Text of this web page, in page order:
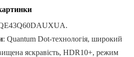
: Quantum Dot-технологія, широкий
яскравість, HDR10+, режим